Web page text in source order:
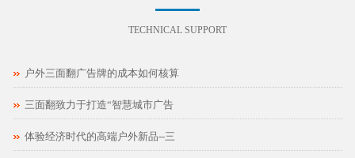
TECHNICAL SUPPORT
户外三面翻广告牌的成本如何核算
三面翻致力于打造“智慧城市广告
体验经济时代的高端户外新品--三